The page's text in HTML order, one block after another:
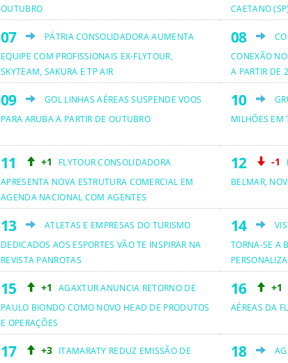
OUTUBRO
CAETANO (SP)
PÁTRIA CONSOLIDADORA AUMENTA
EQUIPE COM PROFISSIONAIS EX-FLYTOUR,
SKYTEAM, SAKURA E TP AIR
CONEXÃO
A PARTIR DE
GOL LINHAS AÉREAS SUSPENDE VOOS
PARA ARUBA A PARTIR DE OUTUBRO
MILHÕES EM
+1
FLYTOUR CONSOLIDADORA
APRESENTA NOVA ESTRUTURA COMERCIAL EM
AGENDA NACIONAL COM AGENTES
-1
BELMAR,
ATLETAS E EMPRESAS DO TURISMO
DEDICADOS AOS ESPORTES VÃO TE INSPIRAR NA
REVISTA PANROTAS
TORNA-SE A
+1
AGAXTUR ANUNCIA RETORNO DE
PAULO BIONDO COMO NOVO HEAD DE PRODUTOS
E OPERAÇÕES
+1
AÉREAS DA
+3 ITAMARATY REDUZ EMISSÃO DE